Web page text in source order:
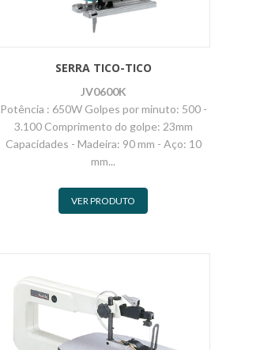
SERRA TICO-TICO
JV0600K
Potência : 650W Golpes por minuto: 500 -
3.100 Comprimento do golpe: 23mm
Capacidades - Madeira: 90 mm - Aço: 10
mm...
VER PRODUTO